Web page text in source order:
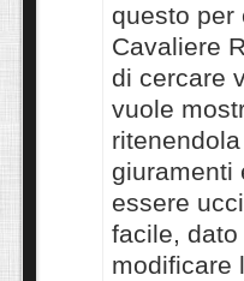
questo per
Cavaliere
di cercare
vuole
giuramenti
essere
facile,
modificare